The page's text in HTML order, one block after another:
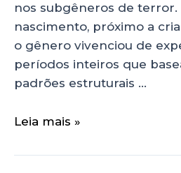
nos subgêneros de terror.
nascimento, próximo a
o gênero vivenciou de
períodos inteiros que
padrões estruturais …
Leia mais »